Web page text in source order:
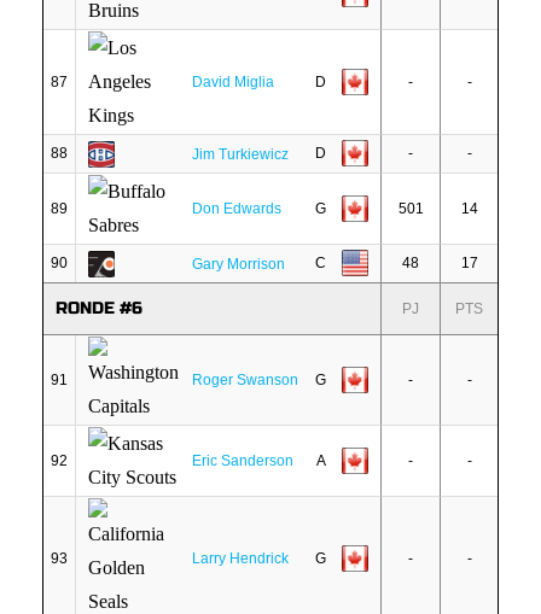
87 David Miglia D - -
88 Jim Turkiewicz D - -
89 Don Edwards G 501 14
90 Gary Morrison C 48 17
RONDE #6 PJ PTS
91 Roger Swanson G - -
92 Eric Sanderson A - -
93 Larry Hendrick G - -